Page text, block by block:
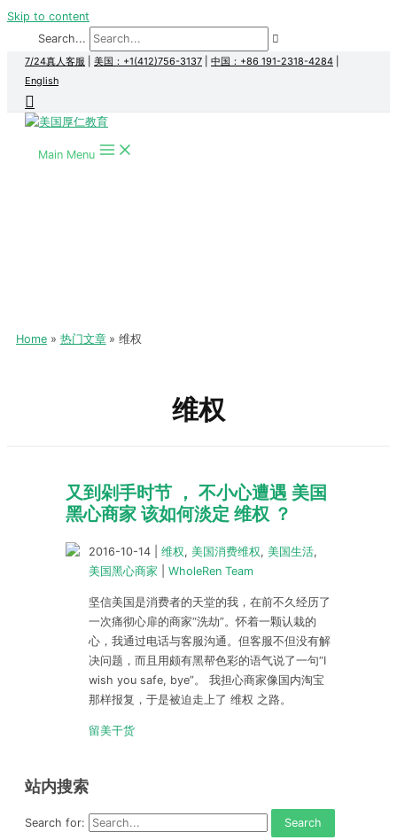
Skip to content
Search...
7/24真人客服 美国：+1(412)756-3137 中国：+86 191-2318-4284
English
Main Menu
Home 热门文章 维权
维权
又到剁手时节 ， 不小心遭遇 美国
黑心商家 该如何淡定 维权 ？
2016-10-14 维权, 美国消费维权, 美国生活,
美国黑心商家
WholeRen Team
坚信美国是消费者的天堂的我，在前不久经历了
一次痛彻心扉的商家“洗劫”。怀着一颗认栽的
心，我通过电话与客服沟通。但客服不但没有解
决问题，而且用颇有黑帮色彩的语气说了一句“I
wish you safe, bye”。 我担心商家像国内淘宝
那样报复，于是被迫走上了 维权 之路。
留美干货
站内搜索
Search for: